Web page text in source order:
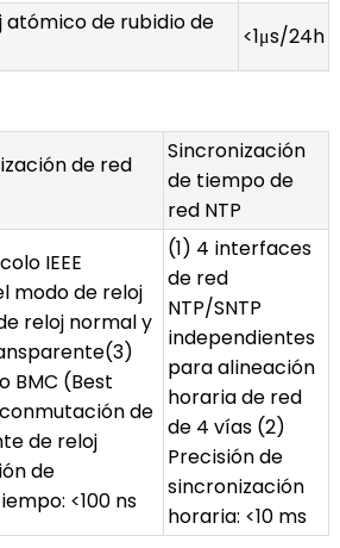
de rubidio de
<1μs/24h
de red
Sincronización
de tiempo de
red NTP
IEEE
modo de reloj
reloj normal y
BMC (Best
de
de reloj
de
<100 ns
(1) 4 interfaces
de red
NTP/SNTP
independientes
para alineación
horaria de red
de 4 vías (2)
Precisión de
sincronización
horaria: <10 ms